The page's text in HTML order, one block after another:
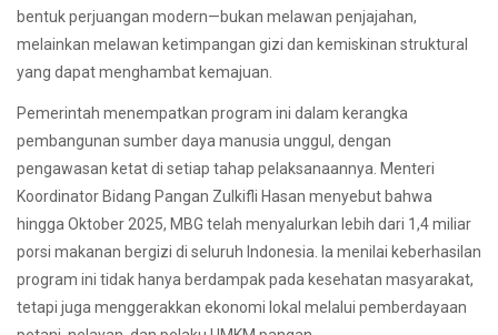
bentuk perjuangan modern—bukan melawan penjajahan,
melainkan melawan ketimpangan gizi dan kemiskinan struktural
yang dapat menghambat kemajuan.
Pemerintah menempatkan program ini dalam kerangka
pembangunan sumber daya manusia unggul, dengan
pengawasan ketat di setiap tahap pelaksanaannya. Menteri
Koordinator Bidang Pangan Zulkifli Hasan menyebut bahwa
hingga Oktober 2025, MBG telah menyalurkan lebih dari 1,4 miliar
porsi makanan bergizi di seluruh Indonesia. Ia menilai keberhasilan
program ini tidak hanya berdampak pada kesehatan masyarakat,
tetapi juga menggerakkan ekonomi lokal melalui pemberdayaan